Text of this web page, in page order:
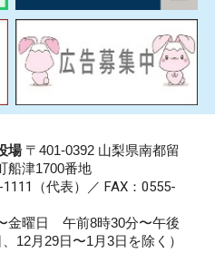
場〒401-0392 山梨県南都留
船津1700番地
（代表）／ FAX：0555-
金曜日 午前8時30分〜午後
12月29日〜1月3日を除く）